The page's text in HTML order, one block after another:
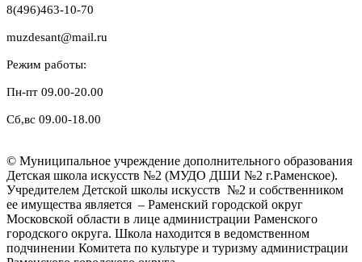
8(496)463-10-70
muzdesant@mail.ru
Режим работы:
Пн-пт 09.00-20.00
Сб,вс 09.00-18.00
© Муниципальное учреждение дополнительного образования
Детская школа искусств №2 (МУДО ДШИ №2 г.Раменское).
Учредителем Детской школы искусств №2 и собственником
ее имущества является – Раменский городской округ
Московской области в лице администрации Раменского
городского округа. Школа находится в ведомственном
подчинении Комитета по культуре и туризму администрации